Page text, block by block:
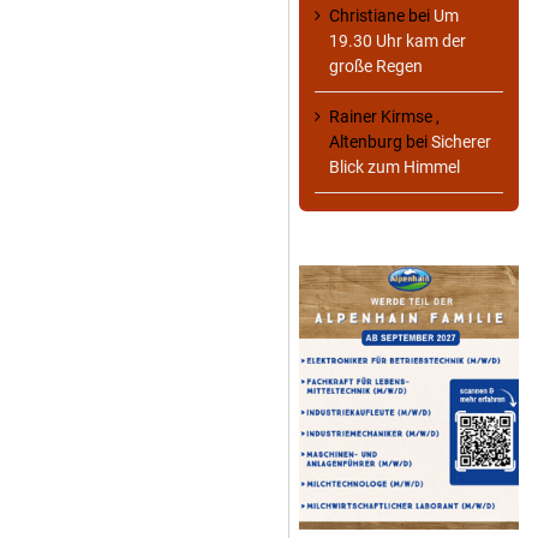
Christiane bei Um
19.30 Uhr kam der
große Regen
Rainer Kirmse ,
Altenburg beiSicherer
Blick zum Himmel